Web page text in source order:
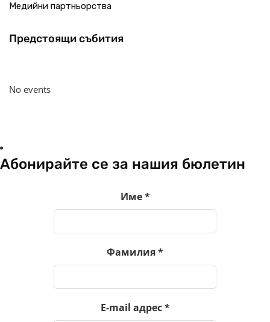
Медийни партньорства
Предстоящи събития
No events
Абонирайте се за нашия бюлетин
Име*
Фамилия*
E-mail адрес*